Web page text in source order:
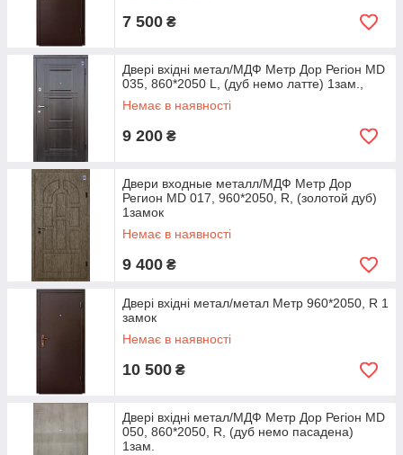
7 500 ₴
Двері вхідні метал/МДФ Метр Дор Регіон MD
035, 860*2050 L, (дуб немо латте) 1зам.,
Немає в наявності
9 200 ₴
Двери входные металл/МДФ Метр Дор
Регион MD 017, 960*2050, R, (золотой дуб)
1замок
Немає в наявності
9 400 ₴
Двері вхідні метал/метал Метр 960*2050, R 1
замок
Немає в наявності
10 500 ₴
Двері вхідні метал/МДФ Метр Дор Регіон MD
050, 860*2050, R, (дуб немо пасадена)
1зам.